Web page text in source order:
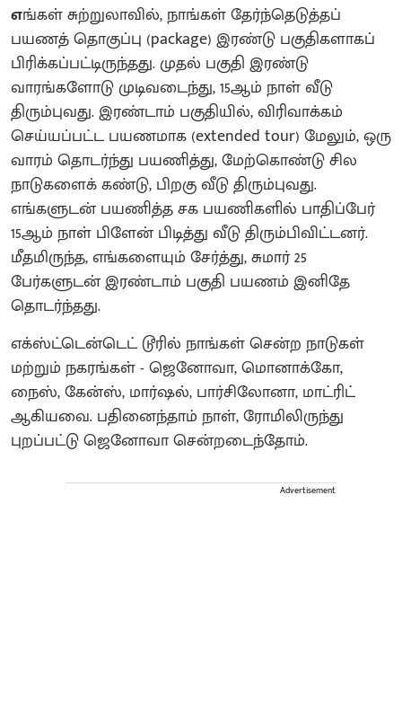
எங்கள் சுற்றுலாவில், நாங்கள் தேர்ந்தெடுத்தப்
பயணத் தொகுப்பு (package) இரண்டு பகுதிகளாகப்
பிரிக்கப்பட்டிருந்தது. முதல் பகுதி இரண்டு
வாரங்களோடு முடிவடைந்து, 15ஆம் நாள் வீடு
திரும்புவது. இரண்டாம் பகுதியில், விரிவாக்கம்
செய்யப்பட்ட பயணமாக (extended tour) மேலும், ஒரு
வாரம் தொடர்ந்து பயணித்து, மேற்கொண்டு சில
நாடுகளைக் கண்டு, பிறகு வீடு திரும்புவது.
எங்களுடன் பயணித்த சக பயணிகளில் பாதிப்பேர்
15ஆம் நாள் பிளேன் பிடித்து வீடு திரும்பிவிட்டனர்.
மீதமிருந்த, எங்களையும் சேர்த்து, சுமார் 25
பேர்களுடன் இரண்டாம் பகுதி பயணம் இனிதே
தொடர்ந்தது.
எக்ஸ்ட்டென்டெட் டூரில் நாங்கள் சென்ற நாடுகள்
மற்றும் நகரங்கள் - ஜெனோவா, மொனாக்கோ,
நைஸ், கேன்ஸ், மார்ஷல், பார்சிலோனா, மாட்ரிட்
ஆகியவை. பதினைந்தாம் நாள், ரோமிலிருந்து
புறப்பட்டு ஜெனோவா சென்றடைந்தோம்.
Advertisement